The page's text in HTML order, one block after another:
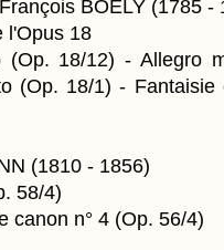
BOELY (1785 -
l'Opus 18
(Op. 18/12) - Allegro
(Op. 18/1) -
(1810 - 1856)
58/4)
canon n° 4 (Op. 56/4)